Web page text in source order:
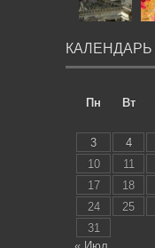
КАЛЕНДАРЬ
Пн
Вт
3
4
10
11
17
18
24
25
31
« Июл